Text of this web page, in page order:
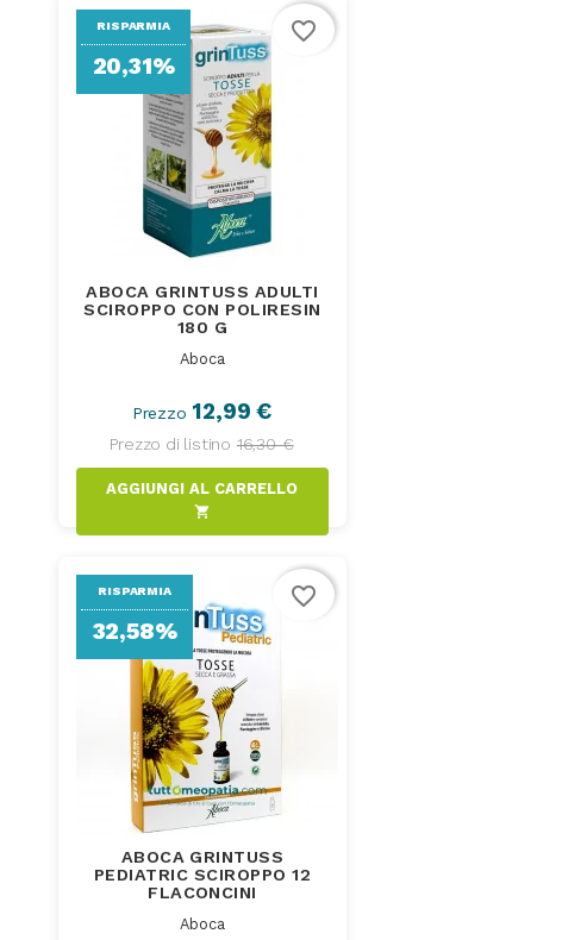
ABOCA GRINTUSS ADULTI
SCIROPPO CON POLIRESIN
180 G
Aboca
Prezzo 12,99 €
Prezzo di listino 16,30 €
shopping_cart
RISPARMIA
20,31%
favorite_border
ABOCA GRINTUSS
PEDIATRIC SCIROPPO 12
FLACONCINI
Aboca
RISPARMIA
32,58%
favorite_border